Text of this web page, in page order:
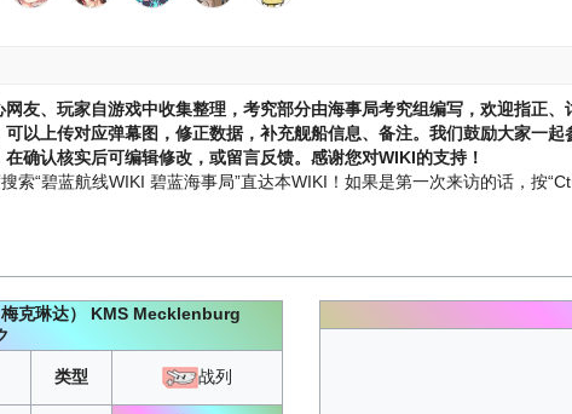
网友、玩家自游戏中收集整理，考究部分由海事局考究组编写，欢迎指正
以上传对应弹幕图，修正数据，补充舰船信息、备注。我们鼓励大家一
确认核实后可编辑修改，或留言反馈。感谢您对WIKI的支持！
索“碧蓝航线WIKI 碧蓝海事局”直达本WIKI！如果是第一次来访的话，按
梅克琳达）
KMS Mecklenburg
类型 战列